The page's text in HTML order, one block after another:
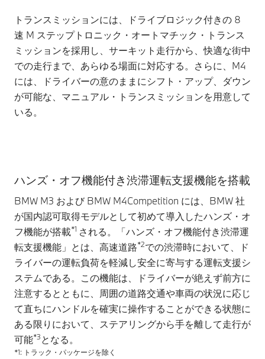
トランスミッションには、ドライブロジック付きの 8
速 M ステップトロニック・オートマチック・トランス
ミッションを採用し、サーキット走行から、快適な街中
での走行まで、あらゆる場面に対応する。さらに、M4
には、ドライバーの意のままにシフト・アップ、ダウン
が可能な、マニュアル・トランスミッションを用意して
いる。
ハンズ・オフ機能付き渋滞運転支援機能を搭載
BMW M3 および BMW M4Competition には、BMW 社
が国内認可取得モデルとして初めて導入したハンズ・オ
フ機能が搭載*1 される。「ハンズ・オフ機能付き渋滞運
転支援機能」とは、高速道路*2での渋滞時において、ド
ライバーの運転負荷を軽減し安全に寄与する運転支援シ
ステムである。この機能は、ドライバーが絶えず前方に
注意するとともに、周囲の道路交通や車両の状況に応じ
て直ちにハンドルを確実に操作することができる状態に
ある限りにおいて、ステアリングから手を離して走行が
可能*3となる。
*1: トラック・パッケージを除く